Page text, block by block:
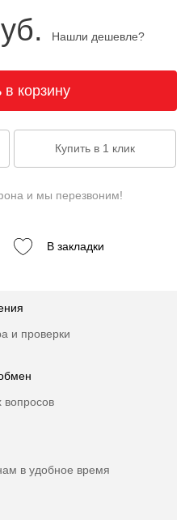
Нашли дешевле?
и мы перезвоним!
В закладки
и проверки
вопросов
в удобное время